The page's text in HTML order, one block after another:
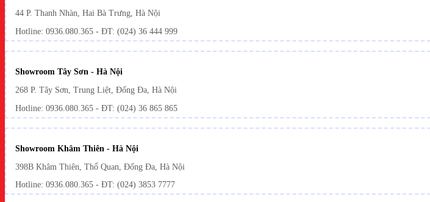
44 P. Thanh Nhàn, Hai Bà Trưng, Hà Nội
Hotline: 0936.080.365 - ĐT: (024) 36 444 999
Showroom Tây Sơn - Hà Nội
268 P. Tây Sơn, Trung Liệt, Đống Đa, Hà Nội
Hotline: 0936.080.365 - ĐT: (024) 36 865 865
Showroom Khâm Thiên - Hà Nội
398B Khâm Thiên, Thổ Quan, Đống Đa, Hà Nội
Hotline: 0936.080.365 - ĐT: (024) 3853 7777